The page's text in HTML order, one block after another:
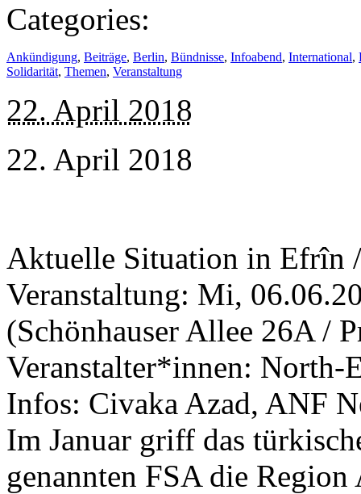
Categories:
Ankündigung, Beiträge, Berlin, Bündnisse, Infoabend, International,
Solidarität, Themen, Veranstaltung
22. April 2018
22. April 2018
Aktuelle Situation in Efrîn
Veranstaltung: Mi,
(Schönhauser Allee 26A /
Veranstalter*innen:
Infos: Civaka Azad, ANF
Im Januar griff das
genannten FSA die